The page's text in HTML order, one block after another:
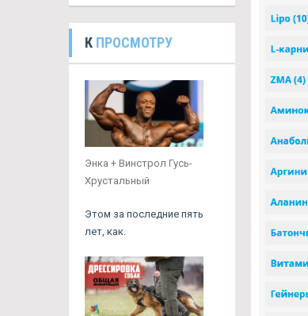
К ПРОСМОТРУ
Энка + Винстрол Гусь-
Хрустальный
Этом за последние пять
лет, как.